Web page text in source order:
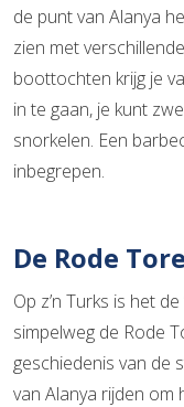
de punt van Alanya
zien met
boottochten krijg je
in te gaan, je kunt
snorkelen. Een
inbegrepen.
De Rode
Op z’n Turks is het de
simpelweg de Rode
geschiedenis van de
van Alanya rijden